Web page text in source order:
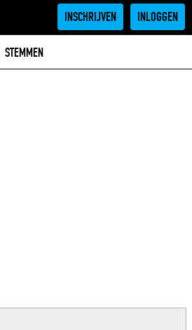
INSCHRIJVEN INLOGGEN
STEMMEN